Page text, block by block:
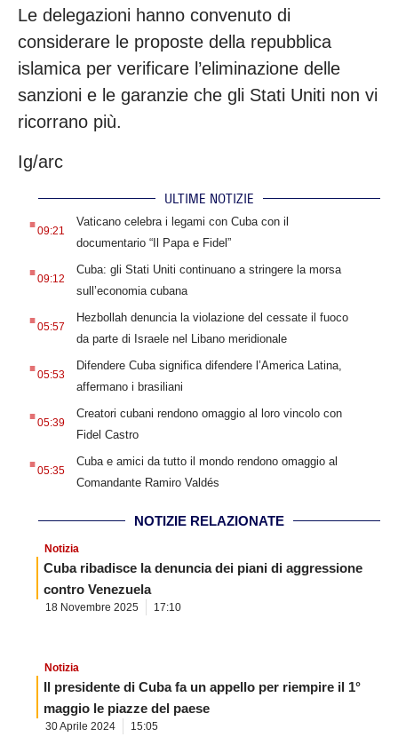
Le delegazioni hanno convenuto di
considerare le proposte della repubblica
islamica per verificare l’eliminazione delle
sanzioni e le garanzie che gli Stati Uniti non vi
ricorrano più.
Ig/arc
ULTIME NOTIZIE
.09:21
Vaticano celebra i legami con Cuba con il
documentario “Il Papa e Fidel”
.09:12
Cuba: gli Stati Uniti continuano a stringere la morsa
sull’economia cubana
.05:57
Hezbollah denuncia la violazione del cessate il fuoco
da parte di Israele nel Libano meridionale
.05:53
Difendere Cuba significa difendere l’America Latina,
affermano i brasiliani
.05:39
Creatori cubani rendono omaggio al loro vincolo con
Fidel Castro
.05:35
Cuba e amici da tutto il mondo rendono omaggio al
Comandante Ramiro Valdés
NOTIZIE RELAZIONATE
Notizia
Cuba ribadisce la denuncia dei piani di aggressione
contro Venezuela
18 Novembre 2025 17:10
Notizia
Il presidente di Cuba fa un appello per riempire il 1°
maggio le piazze del paese
30 Aprile 2024 15:05